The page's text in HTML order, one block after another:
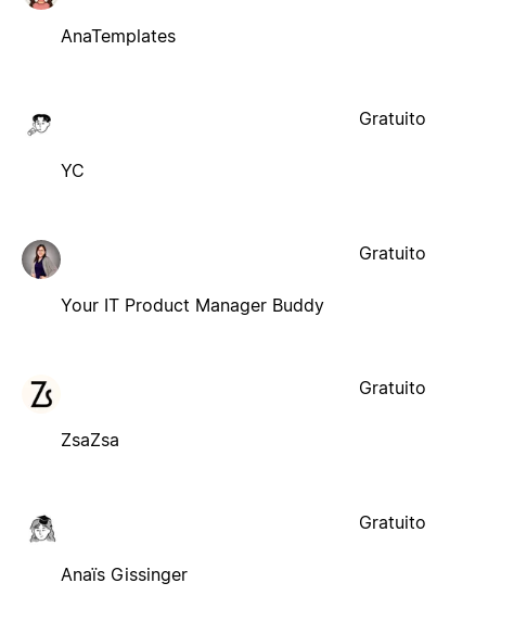
AnaTemplates
YC
Gratuito
Your IT Product Manager Buddy
Gratuito
ZsaZsa
Gratuito
Anaïs Gissinger
Gratuito